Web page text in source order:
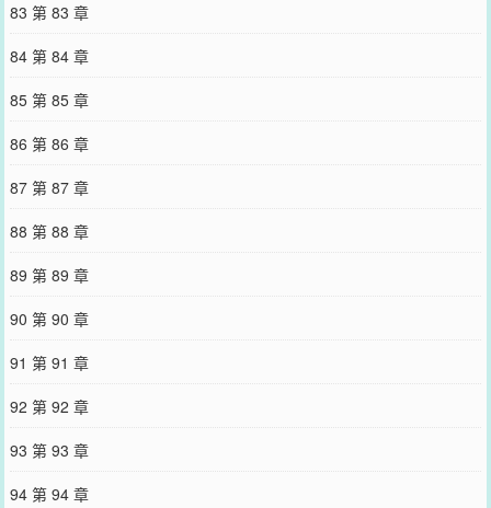
83 第 83 章
84 第 84 章
85 第 85 章
86 第 86 章
87 第 87 章
88 第 88 章
89 第 89 章
90 第 90 章
91 第 91 章
92 第 92 章
93 第 93 章
94 第 94 章